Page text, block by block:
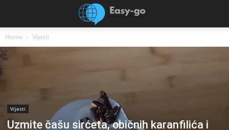
Home Vijesti
Vijesti
Uzmite čašu sirćeta, običnih karanfilića i